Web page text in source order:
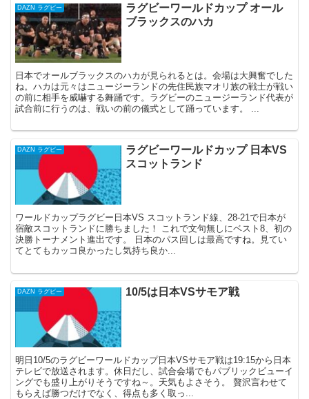
DAZN ラグビー
ラグビーワールドカップ オール
ブラックスのハカ
日本でオールブラックスのハカが見られるとは。会場は大興奮でした
ね。ハカは元々はニュージーランドの先住民族マオリ族の戦士が戦い
の前に相手を威嚇する舞踊です。ラグビーのニュージーランド代表が
試合前に行うのは、戦いの前の儀式として踊っています。 ...
DAZN ラグビー
ラグビーワールドカップ 日本VS
スコットランド
ワールドカップラグビー日本VS スコットランド線、28-21で日本が
宿敵スコットランドに勝ちました！ これで文句無しにベスト8、初の
決勝トーナメント進出です。 日本のパス回しは最高ですね。見てい
てとてもカッコ良かったし気持ち良か...
DAZN ラグビー 10/5は日本VSサモア戦
明日10/5のラグビーワールドカップ日本VSサモア戦は19:15から日本
テレビで放送されます。休日だし、試合会場でもパブリックビューイ
ングでも盛り上がりそうですね～。天気もよさそう。 贅沢言わせて
もらえば勝つだけでなく、得点も多く取っ...